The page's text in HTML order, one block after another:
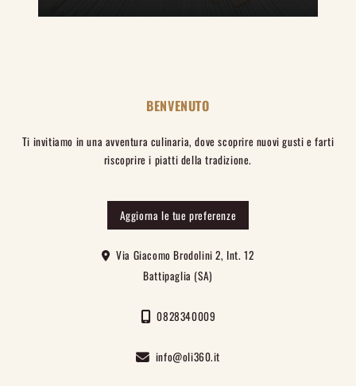
BENVENUTO
Ti invitiamo in una avventura culinaria, dove scoprire nuovi gusti e farti
riscoprire i piatti della tradizione.
Aggiorna le tue preferenze
Via Giacomo Brodolini 2, Int. 12
Battipaglia (SA)
0828340009
info@oli360.it